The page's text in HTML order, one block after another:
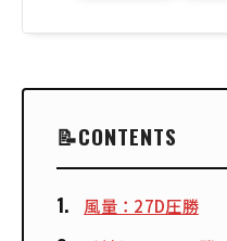
CONTENTS
風量：27D圧勝